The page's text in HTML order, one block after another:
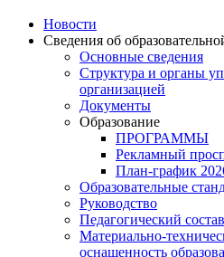
Новости
Сведения об
Основные сведения
Структура и органы
организацией
Документы
Образование
ПРОГРАММЫ
Рекламный
План-график
Образовательные
Руководство
Педагогический состав
Материально-
оснащенность